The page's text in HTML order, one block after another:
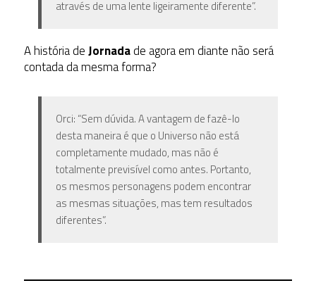
através de uma lente ligeiramente diferente”.
A história deJornadade agora em diante não será
contada da mesma forma?
Orci: “Sem dúvida. A vantagem de fazê-lo
desta maneira é que o Universo não está
completamente mudado, mas não é
totalmente previsível como antes. Portanto,
os mesmos personagens podem encontrar
as mesmas situações, mas tem resultados
diferentes”.